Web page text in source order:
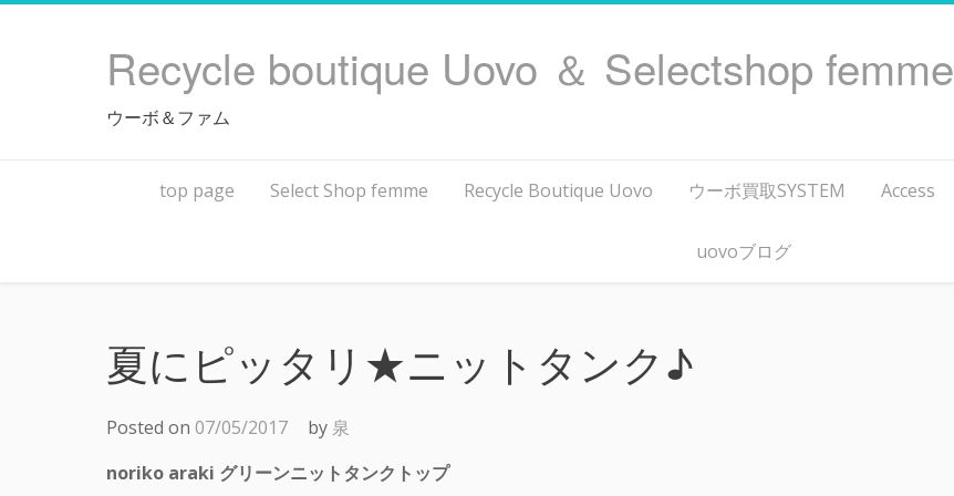
Recycle boutique Uovo ＆ Selectshop femme
ウーボ＆ファム
top page Select Shop femme Recycle Boutique Uovo ウーボ買取SYSTEM Access
uovoブログ
夏にピッタリ★ニットタンク♪
Posted on 07/05/2017 by 泉
noriko araki グリーンニットタンクトップ